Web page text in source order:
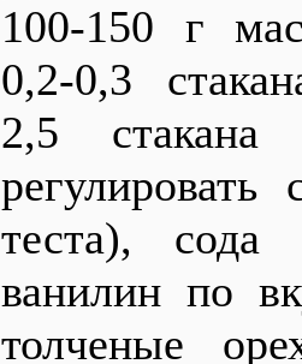
100-150 г
0,2-0,3
2,5 стакана
регулировать
теста),
ванилин по
толченые